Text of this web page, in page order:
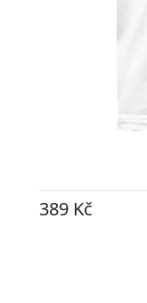
389 Kč